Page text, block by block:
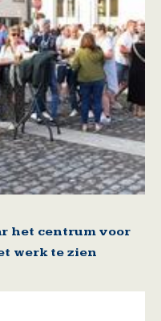
het centrum voor
werk te zien